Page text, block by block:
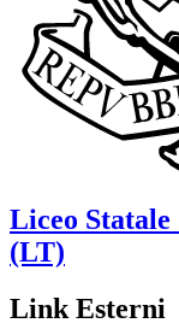
Liceo Statale
(LT)
Link Esterni